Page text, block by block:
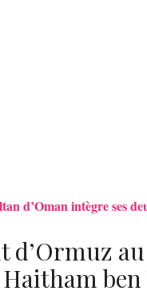
d’Oman intègre ses
d’Ormuz